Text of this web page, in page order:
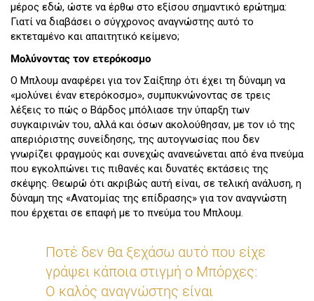
μέρος εδώ, ώστε να έρθω στο εξίσου σημαντικό ερώτημα:
Γιατί να διαβάσει ο σύγχρονος αναγνώστης αυτό το
εκτεταμένο και απαιτητικό κείμενο;
Μολύνοντας τον ετερόκοσμο
Ο Μπλουμ αναφέρει για τον Σαίξπηρ ότι έχει τη δύναμη να
«μολύνει έναν ετερόκοσμο», συμπυκνώνοντας σε τρεις
λέξεις το πώς ο Βάρδος μπόλιασε την ύπαρξη των
συγκαιρινών του, αλλά και όσων ακολούθησαν, με τον ιό της
απεριόριστης συνείδησης, της αυτογνωσίας που δεν
γνωρίζει φραγμούς και συνεχώς ανανεώνεται από ένα πνεύμα
που εγκολπώνει τις πιθανές και δυνατές εκτάσεις της
σκέψης. Θεωρώ ότι ακριβώς αυτή είναι, σε τελική ανάλυση, η
δύναμη της «Ανατομίας της επίδρασης» για τον αναγνώστη
που έρχεται σε επαφή με το πνεύμα του Μπλουμ.
Ποτέ δεν θα ξεχάσω αυτό που είχε
γράψει κάποια στιγμή ο Μπόρχες:
Ο καλός αναγνώστης είναι